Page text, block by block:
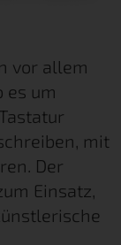
vor allem
es um
mit
Der
Einsatz,